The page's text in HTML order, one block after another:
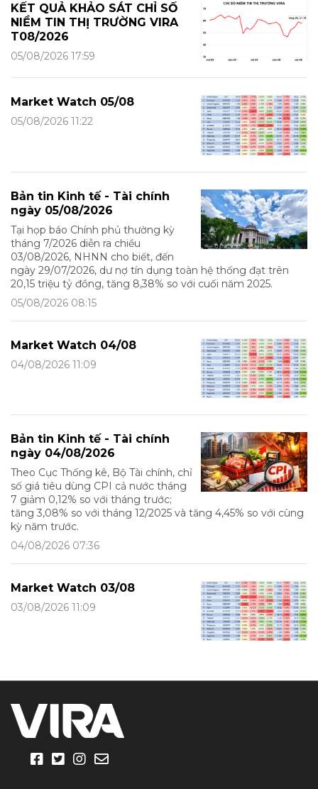
KẾT QUẢ KHẢO SÁT CHỈ SỐ
NIỀM TIN THỊ TRƯỜNG VIRA
T08/2026
05/08/2026 17:59
Market Watch 05/08
05/08/2026 11:22
Bản tin Kinh tế - Tài chính
ngày 05/08/2026
Tại họp báo Chính phủ thường kỳ
tháng 7/2026 diễn ra chiều
03/08/2026, NHNN cho biết, đến
ngày 29/07/2026, dư nợ tín dụng toàn hệ thống đạt trên
20,15 triệu tỷ đồng, tăng 8,38% so với cuối năm 2025.
05/08/2026 08:15
Market Watch 04/08
04/08/2026 11:09
Bản tin Kinh tế - Tài chính
ngày 04/08/2026
Theo Cục Thống kê, Bộ Tài chính, chỉ
số giá tiêu dùng CPI cả nước tháng
7 giảm 0,12% so với tháng trước;
tăng 3,08% so với tháng 12/2025 và tăng 4,45% so với cùng
kỳ năm trước.
04/08/2026 07:36
Market Watch 03/08
03/08/2026 11:09